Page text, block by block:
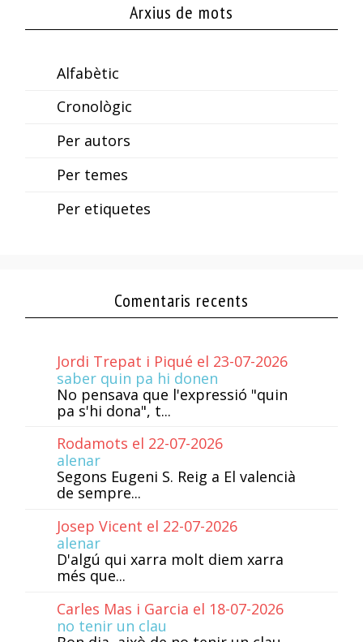
Arxius de mots
Alfabètic
Cronològic
Per autors
Per temes
Per etiquetes
Comentaris recents
Jordi Trepat i Piqué el 23-07-2026
saber quin pa hi donen
No pensava que l'expressió "quin
pa s'hi dona", t...
Rodamots el 22-07-2026
alenar
Segons Eugeni S. Reig a El valencià
de sempre...
Josep Vicent el 22-07-2026
alenar
D'algú qui xarra molt diem xarra
més que...
Carles Mas i Garcia el 18-07-2026
no tenir un clau